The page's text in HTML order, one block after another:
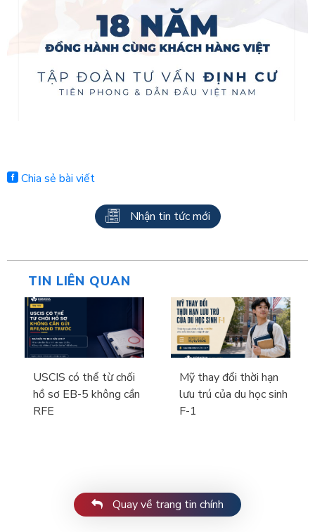
Chia sẻ bài viết
Nhận tin tức mới
TIN LIÊN QUAN
USCIS có thể từ chối
hồ sơ EB-5 không cần
RFE
Mỹ thay đổi thời hạn
lưu trú của du học sinh
F-1
Quay về trang tin chính